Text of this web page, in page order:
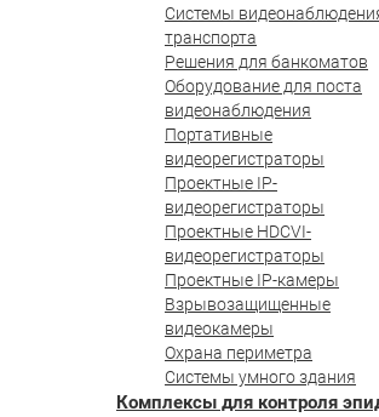
Системы
транспорта
Решения для банкоматов
Оборудование для поста
видеонаблюдения
Портативные
видеорегистраторы
Проектные IP-
видеорегистраторы
Проектные HDCVI-
видеорегистраторы
Проектные IP-камеры
Взрывозащищенные
видеокамеры
Охрана периметра
Системы умного здания
Комплексы для контроля